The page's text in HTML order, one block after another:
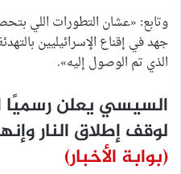
وتابع: «عشان التطورات اللي
جهد في إقناع الإسرائيليين
الذي تم الوصول إليه».
السيسي يعلن رسميًا
لوقف إطلاق النار
(بوابة الأخبار)